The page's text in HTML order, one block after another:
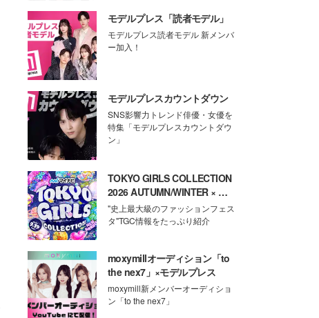
モデルプレス「読者モデル」
モデルプレス読者モデル 新メンバ
ー加入！
モデルプレスカウントダウン
SNS影響力トレンド俳優・女優を
特集「モデルプレスカウントダウ
ン」
TOKYO GIRLS COLLECTION
2026 AUTUMN/WINTER × モ
デルプレス
"史上最大級のファッションフェス
タ"TGC情報をたっぷり紹介
moxymillオーディション「to
the nex7」×モデルプレス
moxymill新メンバーオーディショ
ン「to the nex7」